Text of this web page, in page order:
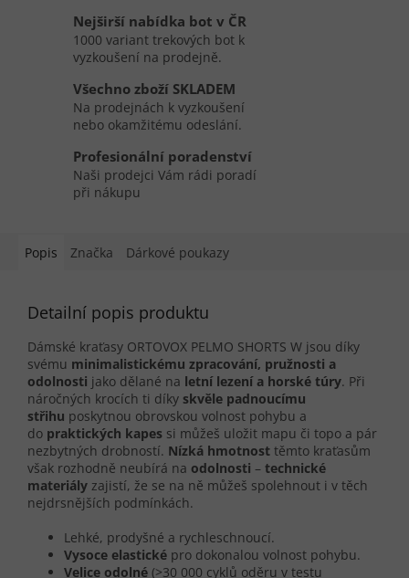
Nejširší nabídka bot v ČR
1000 variant trekových bot k
vyzkoušení na prodejně.
Všechno zboží SKLADEM
Na prodejnách k vyzkoušení
nebo okamžitému odeslání.
Profesionální poradenství
Naši prodejci Vám rádi poradí
při nákupu
Popis Značka Dárkové poukazy
Detailní popis produktu
Dámské kraťasy ORTOVOX PELMO SHORTS W jsou díky
svému minimalistickému zpracování, pružnosti a
odolnosti jako dělané na letní lezení a horské túry. Při
náročných krocích ti díky skvěle padnoucímu
střihu poskytnou obrovskou volnost pohybu a
do praktických kapes si můžeš uložit mapu či topo a pár
nezbytných drobností. Nízká hmotnost těmto kraťasům
však rozhodně neubírá na odolnosti – technické
materiály zajistí, že se na ně můžeš spolehnout i v těch
nejdrsnějších podmínkách.
Lehké, prodyšné a rychleschnoucí.
Vysoce elastické pro dokonalou volnost pohybu.
Velice odolné (>30 000 cyklů oděru v testu